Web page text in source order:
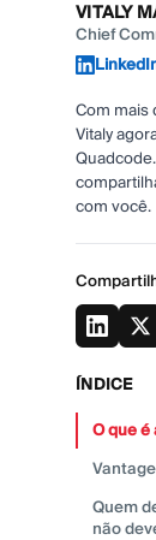
VITALY
Chief
Com mais
Vitaly
com você.
ÍNDICE
O que é
Quem
não